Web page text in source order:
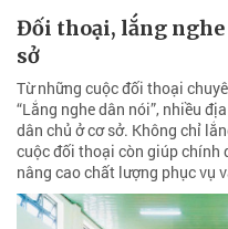
Đối thoại, lắng nghe
sở
Từ những cuộc đối thoại
“Lắng nghe dân nói”, nhiều
dân chủ ở cơ sở. Không chỉ
cuộc đối thoại còn giúp chính
nâng cao chất lượng phục vụ